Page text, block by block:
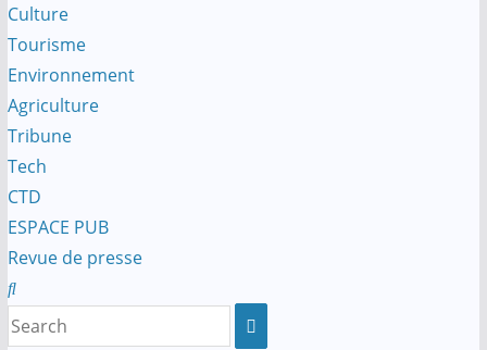
Culture
Tourisme
Environnement
Agriculture
Tribune
Tech
CTD
ESPACE PUB
Revue de presse